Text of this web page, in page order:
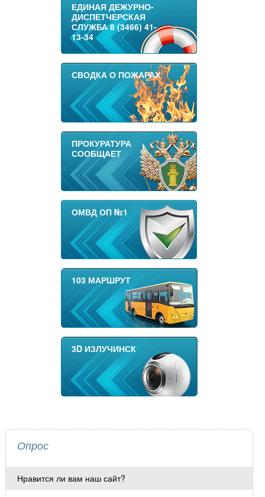
ЕДИНАЯ ДЕЖУРНО-
ДИСПЕТЧЕРСКАЯ
СЛУЖБА 8 (3466) 41-
13-34
СВОДКА О ПОЖАРАХ
ПРОКУРАТУРА
СООБЩАЕТ
ОМВД ОП №1
103 МАРШРУТ
3D ИЗЛУЧИНСК
Опрос
Нравится ли вам наш сайт?